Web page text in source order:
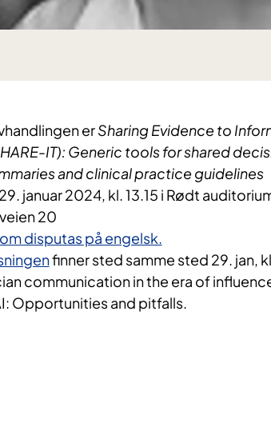
erSharing Evidence to
IT): Generic tools for shared
and clinical practice guidelines
januar 2024, kl. 13.15 i Rødt
20
disputas på engelsk.
finner sted samme sted 29. jan,
communication in the era of
Opportunities and pitfalls.